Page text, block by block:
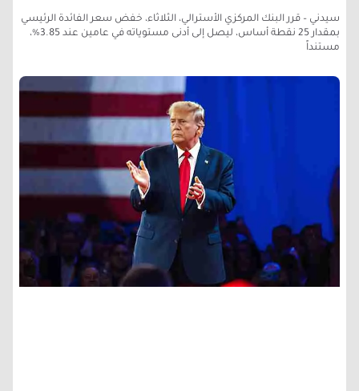
سيدني – قرر البنك المركزي الأسترالي، الثلاثاء، خفض سعر الفائدة الرئيسي
بمقدار 25 نقطة أساس، ليصل إلى أدنى مستوياته في عامين عند 3.85%،
مستنداً